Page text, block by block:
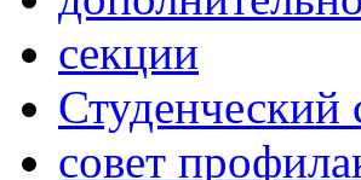
секции
Студенческий
совет